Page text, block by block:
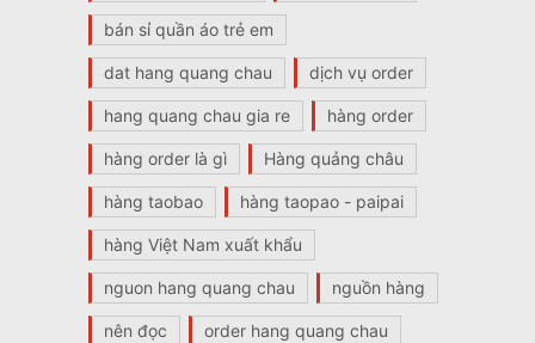
bán sỉ quần áo trẻ em
dat hang quang chau dịch vụ order
hang quang chau gia re hàng order
hàng order là gì Hàng quảng châu
hàng taobao hàng taopao - paipai
hàng Việt Nam xuất khẩu
nguon hang quang chau nguồn hàng
nên đọc order hang quang chau